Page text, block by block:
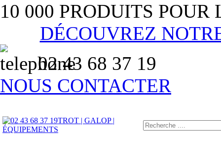
10 000 PRODUITS
DÉCOUVREZ
02 43 68 37 19
NOUS CONTACTER
TROT | GALOP |
ÉQUIPEMENTS